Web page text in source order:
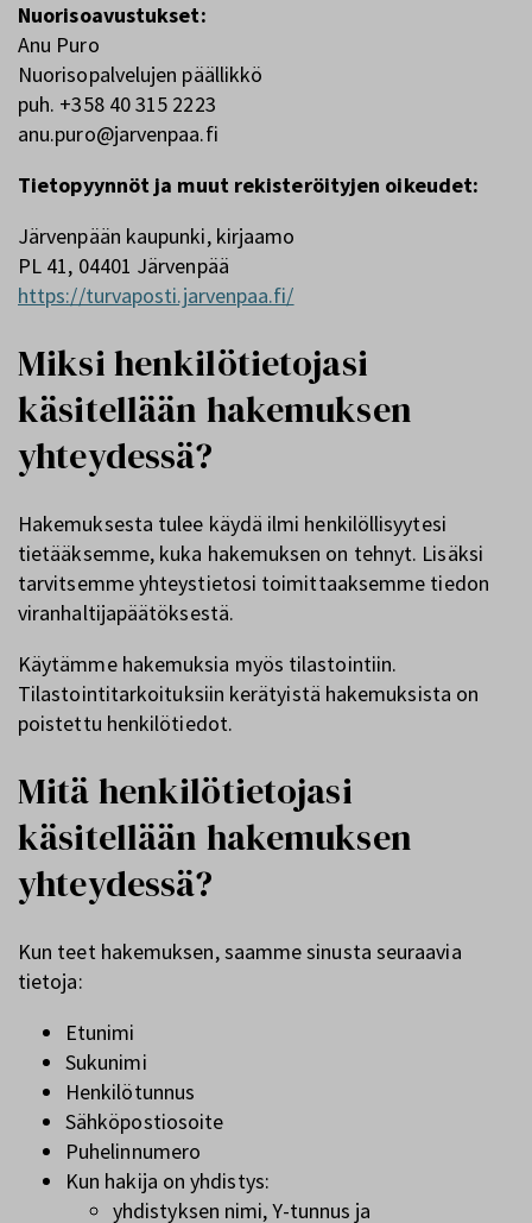
Nuorisoavustukset:
Anu Puro
Nuorisopalvelujen päällikkö
puh. +358 40 315 2223
anu.puro@jarvenpaa.fi
Tietopyynnöt ja muut rekisteröityjen oikeudet:
Järvenpään kaupunki, kirjaamo
PL 41, 04401 Järvenpää
https://turvaposti.jarvenpaa.fi/
Miksi henkilötietojasi
käsitellään hakemuksen
yhteydessä?
Hakemuksesta tulee käydä ilmi henkilöllisyytesi
tietääksemme, kuka hakemuksen on tehnyt. Lisäksi
tarvitsemme yhteystietosi toimittaaksemme tiedon
viranhaltijapäätöksestä.
Käytämme hakemuksia myös tilastointiin.
Tilastointitarkoituksiin kerätyistä hakemuksista on
poistettu henkilötiedot.
Mitä henkilötietojasi
käsitellään hakemuksen
yhteydessä?
Kun teet hakemuksen, saamme sinusta seuraavia
tietoja:
Etunimi
Sukunimi
Henkilötunnus
Sähköpostiosoite
Puhelinnumero
Kun hakija on yhdistys:
yhdistyksen nimi, Y-tunnus ja